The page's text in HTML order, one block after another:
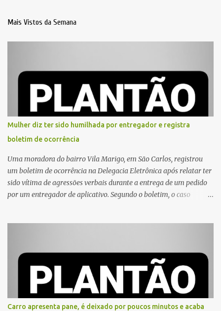
Mais Vistos da Semana
Mulher diz ter sido humilhada por entregador e registra
boletim de ocorrência
Uma moradora do bairro Vila Marigo, em São Carlos, registrou
um boletim de ocorrência na Delegacia Eletrônica após relatar ter
sido vítima de agressões verbais durante a entrega de um pedido
por um entregador de aplicativo. Segundo o boletim, o caso
proximidades. Ainda conforme o registro policial, a vítima relatou
que, ao receber a entrega, voltou a ser ofendida com palavras de
baixo calão e insultos. Ela informou à Polícia Civil que mora
sozinha e que se sentiu ameaçada, coagida e humilhada com a
situação. Fonte: São Carlos Agora
Carro apresenta pane, é deixado por poucos minutos e acaba